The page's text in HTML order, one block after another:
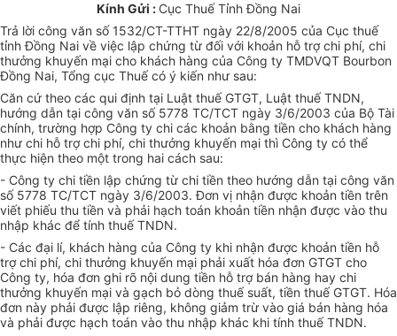
Kính Gửi : Cục Thuế Tỉnh Đồng Nai
Trả lời công văn số 1532/CT-TTHT ngày 22/8/2005 của Cục thuế
tỉnh Đồng Nai về việc lập chứng từ đối với khoản hỗ trợ chi phí, chi
thưởng khuyến mại cho khách hàng của Công ty TMDVQT Bourbon
Đồng Nai, Tổng cục Thuế có ý kiến như sau:
Căn cứ theo các qui định tại Luật thuế GTGT, Luật thuế TNDN,
hướng dẫn tại công văn số 5778 TC/TCT ngày 3/6/2003 của Bộ Tài
chính, trường hợp Công ty chi các khoản bằng tiền cho khách hàng
như chi hỗ trợ chi phí, chi thưởng khuyến mại thì Công ty có thể
thực hiện theo một trong hai cách sau:
- Công ty chi tiền lập chứng từ chi tiền theo hướng dẫn tại công văn
số 5778 TC/TCT ngày 3/6/2003. Đơn vị nhận được khoản tiền trên
viết phiếu thu tiền và phải hạch toán khoản tiền nhận được vào thu
nhập khác để tính thuế TNDN.
- Các đại lí, khách hàng của Công ty khi nhận được khoản tiền hỗ
trợ chi phí, chi thưởng khuyến mại phải xuất hóa đơn GTGT cho
Công ty, hóa đơn ghi rõ nội dung tiền hỗ trợ bán hàng hay chi
thưởng khuyến mại và gạch bỏ dòng thuế suất, tiền thuế GTGT. Hóa
đơn này phải được lập riêng, không giảm trừ vào giá bán hàng hóa
và phải được hạch toán vào thu nhập khác khi tính thuế TNDN.